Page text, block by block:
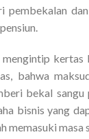
mengintip
bahwa
bekal sangu
bisnis yang
memasuki masa